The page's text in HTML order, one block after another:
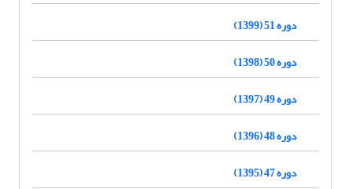
دوره 51 (1399)
دوره 50 (1398)
دوره 49 (1397)
دوره 48 (1396)
دوره 47 (1395)